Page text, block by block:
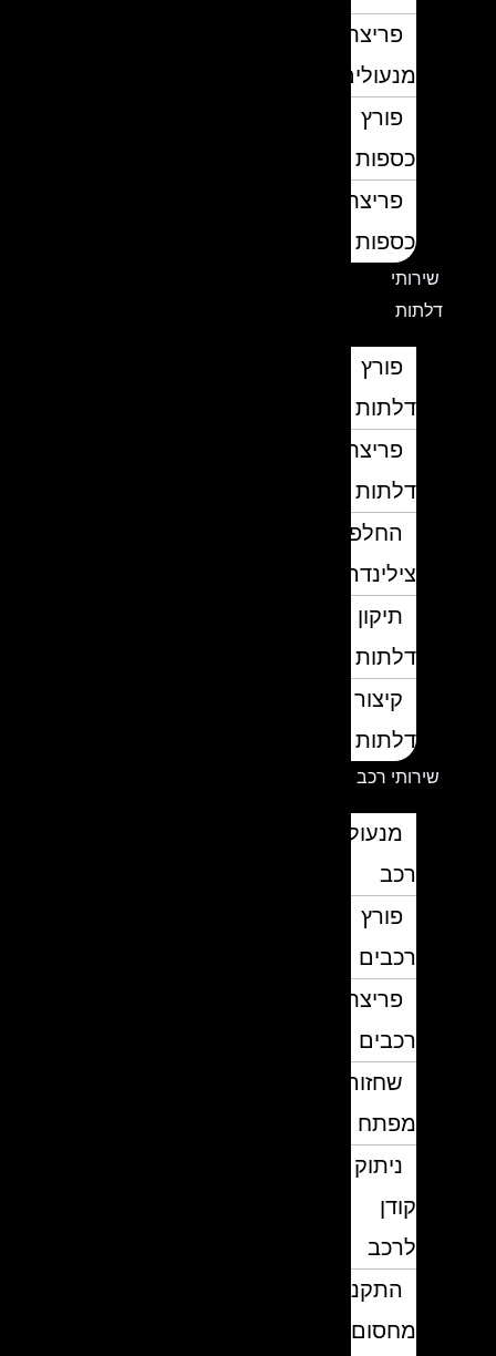
פריצת
מנעולים
פורץ
כספות
פריצת
כספות
שירותי
דלתות
פורץ
דלתות
פריצת
דלתות
החלפת
צילינדרים
תיקון
דלתות
קיצור
דלתות
שירותי רכב
מנעולן
פורץ
רכבים
פריצת
רכבים
שחזור
מפתח
ניתוק
לרכב
התקנת
מחסום